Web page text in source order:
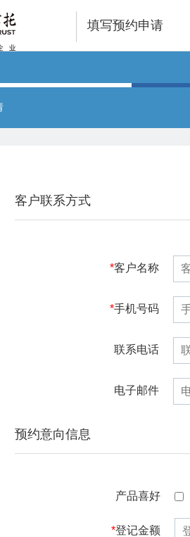
填写预约申请
客户联系方式
*客户名称
*手机号码
联系电话
电子邮件
预约意向信息
产品喜好
*登记金额